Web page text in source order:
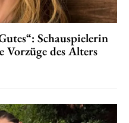
Schauspielerin
des Alters